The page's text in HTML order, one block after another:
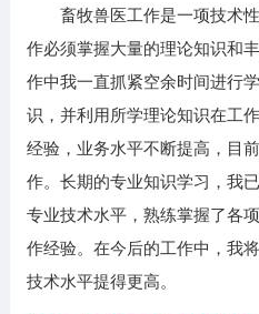
畜牧兽医工作是一项技术性
作必须掌握大量的理论知识和
作中我一直抓紧空余时间进行
识，并利用所学理论知识在工
经验，业务水平不断提高，目
作。长期的专业知识学习，我
专业技术水平，熟练掌握了各
作经验。在今后的工作中，我
技术水平提得更高。